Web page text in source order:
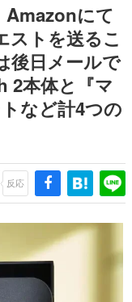
本』は、〈試験問題〉
。
う若きクリエイター達
探っていきます。
んに取材し、ゲームが
ーに与えた影響を探る企
要なトピック・タイト
タビューや識者による
イターの青春〜
Amazonにて
ストを送るこ
後日メールで
2本体と『マ
など計4つの
反応